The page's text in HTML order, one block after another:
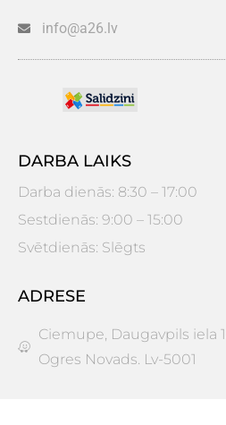
info@a26.lv
DARBA LAIKS
Darba dienās: 8:30 – 17:00
Sestdienās: 9:00 – 15:00
Svētdienās: Slēgts
ADRESE
Ciemupe, Daugavpils iela
Ogres Novads. Lv-5001